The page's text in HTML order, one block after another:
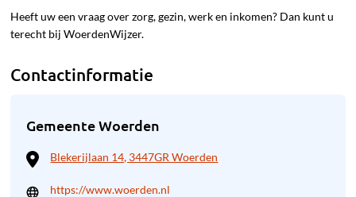
Heeft uw een vraag over zorg, gezin, werk en inkomen? Dan kunt u
terecht bij WoerdenWijzer.
Contactinformatie
Gemeente Woerden
Blekerijlaan 14, 3447GR Woerden
https://www.woerden.nl